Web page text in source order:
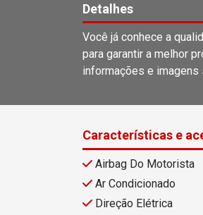
Detalhes
Você já conhece a
para garantir a melhor
informações e
Características e
Airbag Do Motorista
Ar Condicionado
Direção Elétrica